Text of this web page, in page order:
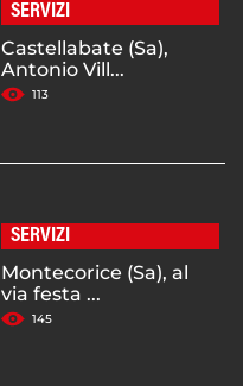
SERVIZI
Castellabate (Sa),
Antonio Vill...
113
SERVIZI
Montecorice (Sa), al
via festa ...
145